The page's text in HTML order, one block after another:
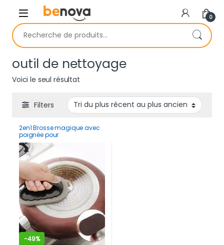
Skip to navigation
Skip to content
0
Recherche pour :
outil de nettoyage
Voici le seul résultat
Filters
2en1 Brosse magique avec
poignée pour
décontamination et
nettoyage Super forte (2pcs)
-49%